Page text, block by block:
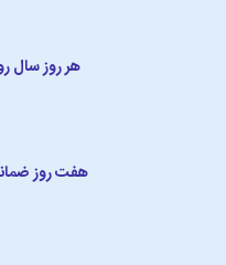
هر روز سال
هفت روز